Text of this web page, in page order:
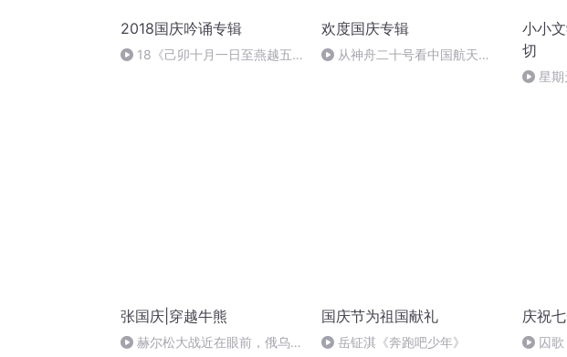
2018国庆吟诵专辑
18《己卯十月一日至燕越五
欢度国庆专辑
从神舟二十号看中国航天
小小
切
星
张国庆|穿越牛熊
赫尔松大战近在眼前，俄乌冲
国庆节为祖国献礼
岳钲淇《奔跑吧少年》
庆祝
囚歌